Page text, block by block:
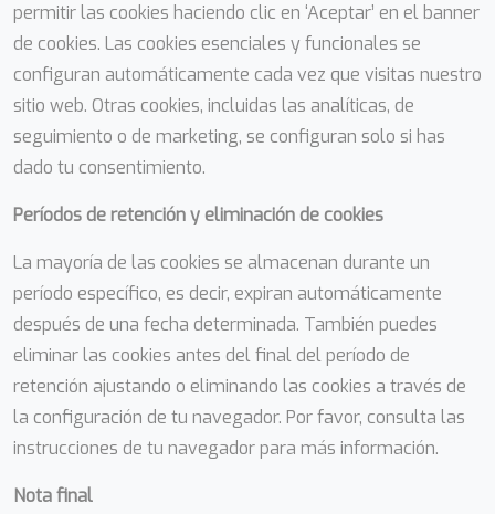
permitir las cookies haciendo clic en ‘Aceptar’ en el banner
de cookies. Las cookies esenciales y funcionales se
configuran automáticamente cada vez que visitas nuestro
sitio web. Otras cookies, incluidas las analíticas, de
seguimiento o de marketing, se configuran solo si has
dado tu consentimiento.
Períodos de retención y eliminación de cookies
La mayoría de las cookies se almacenan durante un
período específico, es decir, expiran automáticamente
después de una fecha determinada. También puedes
eliminar las cookies antes del final del período de
retención ajustando o eliminando las cookies a través de
la configuración de tu navegador. Por favor, consulta las
instrucciones de tu navegador para más información.
Nota final